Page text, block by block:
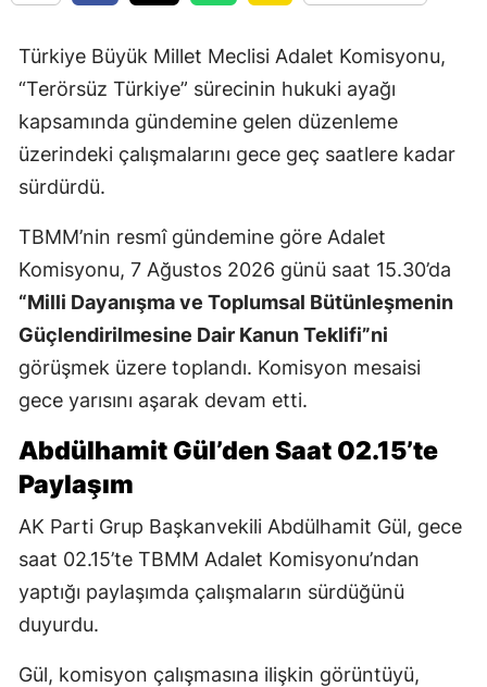
Türkiye Büyük Millet Meclisi Adalet Komisyonu,
“Terörsüz Türkiye” sürecinin hukuki ayağı
kapsamında gündemine gelen düzenleme
üzerindeki çalışmalarını gece geç saatlere kadar
sürdürdü.
TBMM’nin resmî gündemine göre Adalet
Komisyonu, 7 Ağustos 2026 günü saat 15.30’da
“Milli Dayanışma ve Toplumsal Bütünleşmenin
Güçlendirilmesine Dair Kanun Teklifi”ni
görüşmek üzere toplandı. Komisyon mesaisi
gece yarısını aşarak devam etti.
Abdülhamit Gül’den Saat 02.15’te
Paylaşım
AK Parti Grup Başkanvekili Abdülhamit Gül, gece
saat 02.15’te TBMM Adalet Komisyonu’ndan
yaptığı paylaşımda çalışmaların sürdüğünü
duyurdu.
Gül, komisyon çalışmasına ilişkin görüntüyü,